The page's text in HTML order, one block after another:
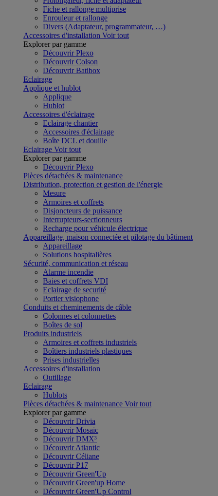
Fiche et rallonge multiprise
Enrouleur et rallonge
Divers (Adaptateur, programmateur, …)
Accessoires d'installation Voir tout
Explorer par gamme
Découvrir Plexo
Découvrir Colson
Découvrir Batibox
Eclairage
Applique et hublot
Applique
Hublot
Accessoires d'éclairage
Eclairage chantier
Accessoires d'éclairage
Boîte DCL et douille
Eclairage Voir tout
Explorer par gamme
Découvrir Plexo
Pièces détachées & maintenance
Distribution, protection et gestion de l'énergie
Mesure
Armoires et coffrets
Disjoncteurs de puissance
Interrupteurs-sectionneurs
Recharge pour véhicule électrique
Appareillage, maison connectée et pilotage du bâtiment
Appareillage
Solutions hospitalières
Sécurité, communication et réseau
Alarme incendie
Baies et coffrets VDI
Eclairage de securité
Portier visiophone
Conduits et cheminements de câble
Colonnes et colonnettes
Boîtes de sol
Produits industriels
Armoires et coffrets industriels
Boîtiers industriels plastiques
Prises industrielles
Accessoires d'installation
Outillage
Eclairage
Hublots
Pièces détachées & maintenance Voir tout
Explorer par gamme
Découvrir Drivia
Découvrir Mosaic
Découvrir DMX³
Découvrir Atlantic
Découvrir Céliane
Découvrir P17
Découvrir Green'Up
Découvrir Green'up Home
Découvrir Green'Up Control